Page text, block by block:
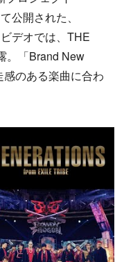
公開された、
デオでは、THE
。「Brand New
のある楽曲に合わ